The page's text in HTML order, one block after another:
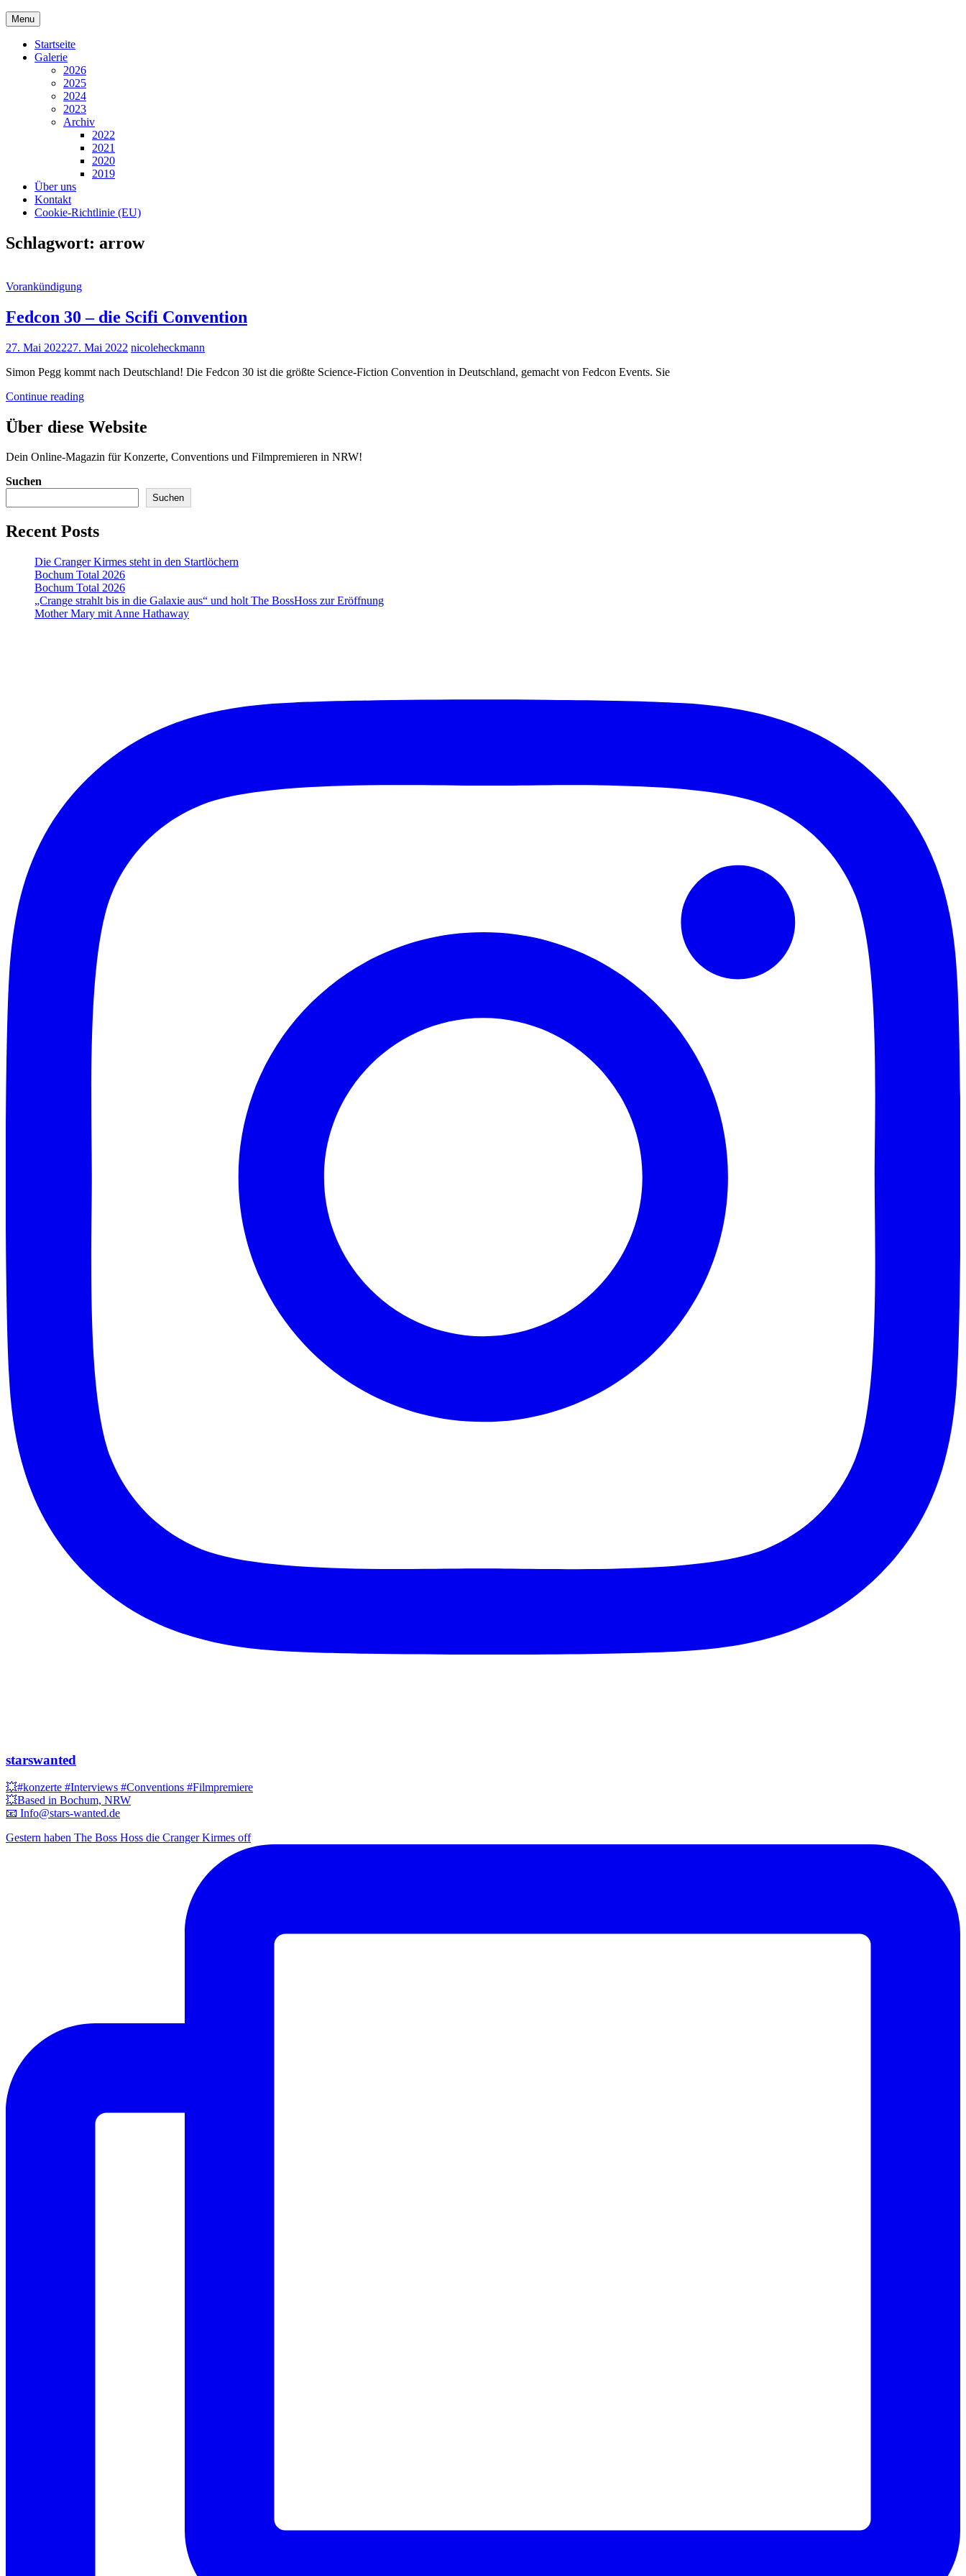
Skip
to
content
Menu
Startseite
Galerie
2026
2025
2024
2023
Archiv
2022
2021
2020
2019
Über uns
Kontakt
Cookie-Richtlinie (EU)
Schlagwort: arrow
Cat
Vorankündigung
Fedcon 30 – die Scifi Convention
Posted
27. Mai 202227. Mai 2022 nicoleheckmann
Simon Pegg kommt nach Deutschland! Die Fedcon 30 ist die größte Science-Fiction Convention in Deutschland, gemacht von Fedcon Events. Sie
Continue readingFedcon
–
die
Convention
Über diese Website
Dein Online-Magazin für Konzerte, Conventions und Filmpremieren in NRW!
Suchen
Suchen
Recent Posts
Die Cranger Kirmes steht in den Startlöchern
Bochum Total 2026
Bochum Total 2026
„Crange strahlt bis in die Galaxie aus“ und holt The BossHoss zur Eröffnung
Mother Mary mit Anne Hathaway
starswanted
💥#konzerte #Interviews #Conventions #Filmpremiere
💥Based in Bochum, NRW
📧 Info@stars-wanted.de
Gestern haben The Boss Hoss die Cranger Kirmes off